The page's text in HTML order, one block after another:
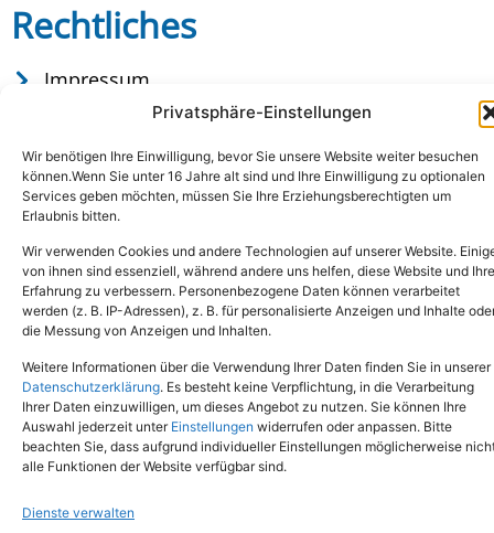
Privatsphäre-Einstellungen
Wir benötigen Ihre Einwilligung, bevor Sie unsere Website weiter besuchen
können.Wenn Sie unter 16 Jahre alt sind und Ihre Einwilligung zu optionalen
Services geben möchten, müssen Sie Ihre Erziehungsberechtigten um
Erlaubnis bitten.
Wir verwenden Cookies und andere Technologien auf unserer Website.
von ihnen sind essenziell, während andere uns helfen, diese Website und Ihre
Erfahrung zu verbessern. Personenbezogene Daten können verarbeitet
werden (z. B. IP-Adressen), z. B. für personalisierte Anzeigen und Inhalte
die Messung von Anzeigen und Inhalten.
Weitere Informationen über die Verwendung Ihrer Daten finden Sie in unserer
Datenschutzerklärung. Es besteht keine Verpflichtung, in die Verarbeitung
Ihrer Daten einzuwilligen, um dieses Angebot zu nutzen. Sie können Ihre
Auswahl jederzeit unter Einstellungen widerrufen oder anpassen. Bitte
beachten Sie, dass aufgrund individueller Einstellungen möglicherweise
alle Funktionen der Website verfügbar sind.
Dienste verwalten
Rechtliches
Impressum
Datenschutz
Copyright © 2024. Alle Rechte vorbehalten.
Tel.: (02651) - 77438info@tierheim-mayen.de
In der Pluns 1, 56727 Mayen